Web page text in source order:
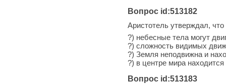
Вопрос id:513182
Аристотель утверждал, что
?) небесные тела могут
?) сложность видимых
?) Земля неподвижна и
?) в центре мира
Вопрос id:513183